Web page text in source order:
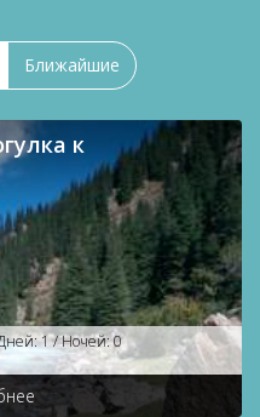
Ближайшие
к
1 / Ночей: 0